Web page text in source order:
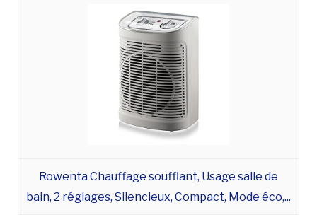
Rowenta Chauffage soufflant, Usage salle de
bain, 2 réglages, Silencieux, Compact, Mode éco,...